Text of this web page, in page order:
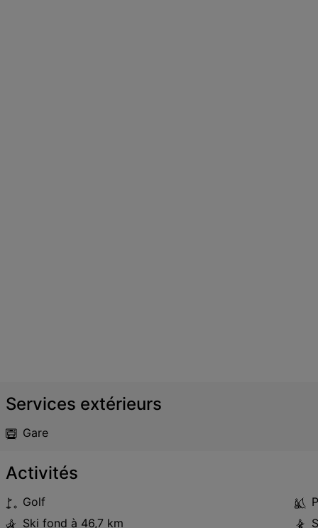
Services extérieurs
Gare
Activités
Golf
Ski fond à 46,7 km